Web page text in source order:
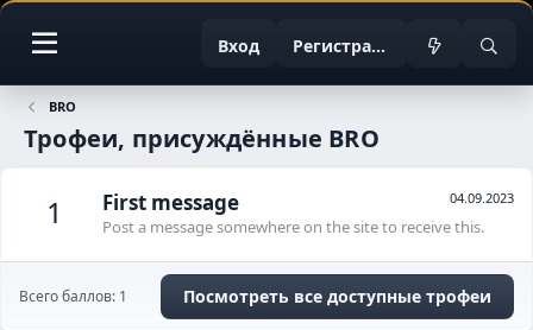
Вход Регистрация
BRO
Трофеи, присуждённые BRO
1 04.09.2023
First message
Post a message somewhere on the site to receive this.
Всего баллов: 1 Посмотреть все доступные трофеи